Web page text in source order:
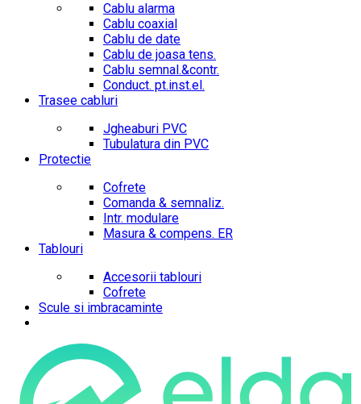
Cablu alarma
Cablu coaxial
Cablu de date
Cablu de joasa tens.
Cablu semnal.&contr.
Conduct. pt.inst.el.
Trasee cabluri
Jgheaburi PVC
Tubulatura din PVC
Protectie
Cofrete
Comanda & semnaliz.
Intr. modulare
Masura & compens. ER
Tablouri
Accesorii tablouri
Cofrete
Scule si imbracaminte